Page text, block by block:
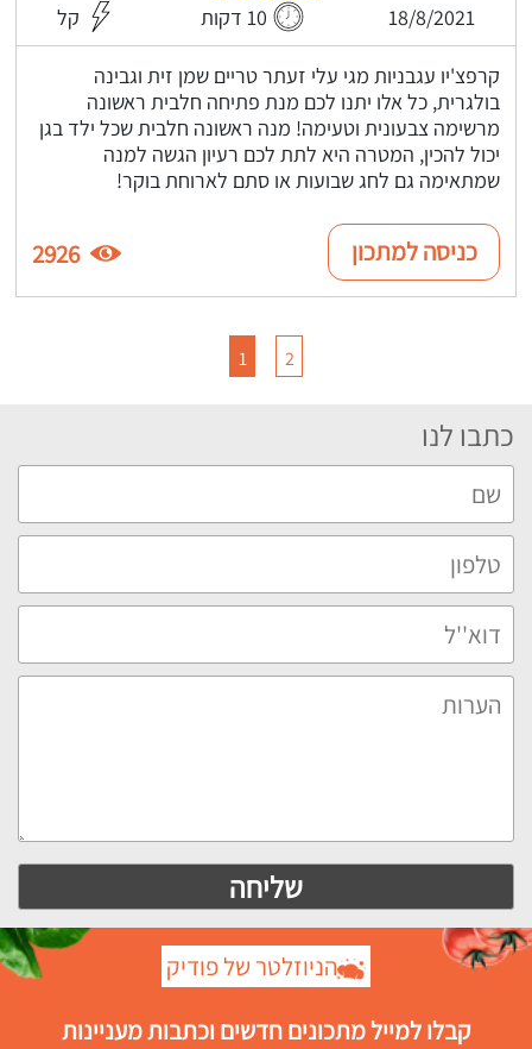
18/8/2021 10 דקות קל
קרפצ'יו עגבניות מגי עלי זעתר טריים שמן זית וגבינה
בולגרית, כל אלו יתנו לכם מנת פתיחה חלבית ראשונה
מרשימה צבעונית וטעימה! מנה ראשונה חלבית שכל ילד בגן
יכול להכין, המטרה היא לתת לכם רעיון הגשה למנה
שמתאימה גם לחג שבועות או סתם לארוחת בוקר!
כניסה למתכון 2926
1 2
כתבו לנו
הניוזלטר של פודיק
קבלו למייל מתכונים חדשים וכתבות מעניינות